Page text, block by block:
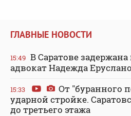
ГЛАВНЫЕ НОВОСТИ
15:49 В Саратове
адвокат Надежда
15:33
От "буранного
ударной стройке.
до третьего этажа